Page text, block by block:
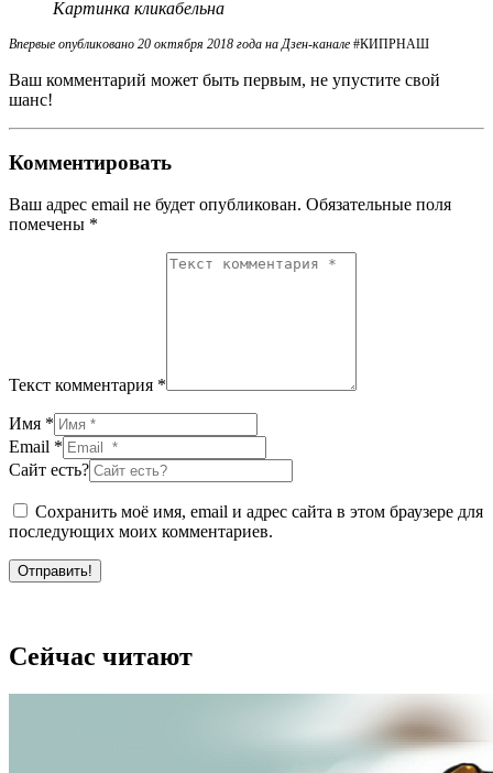
Картинка кликабельна
Впервые опубликовано 20 октября 2018 года на Дзен-канале #КИПРНАШ
Ваш комментарий может быть первым, не упустите свой
шанс!
Комментировать
Ваш адрес email не будет опубликован. Обязательные поля
помечены *
Текст комментария *
Имя *
Email *
Сайт есть?
Сохранить моё имя, email и адрес сайта в этом браузере для
последующих моих комментариев.
Отправить!
Сейчас читают